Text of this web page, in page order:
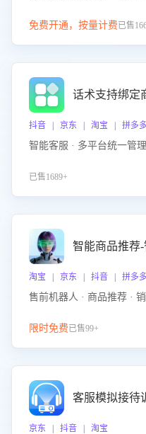
免费开通，按量计费已售
话术支持绑定
抖音 | 京东 | 淘宝 | 拼多多
智能客服 · 多平台统一管
已售1689+
智能商品推荐
淘宝 | 京东 | 抖音 | 拼多多
售前机器人 · 商品推荐 ·
限时免费已售99+
客服模拟接待
京东 | 抖音 | 淘宝